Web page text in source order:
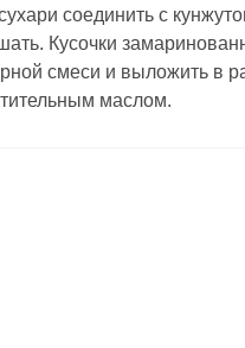
соединить с
Кусочки
смеси и выложить в
маслом.